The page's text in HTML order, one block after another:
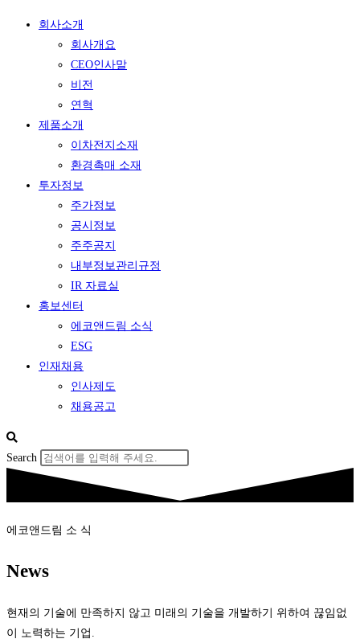
회사소개
회사개요
CEO인사말
비전
연혁
제품소개
이차전지소재
환경촉매 소재
투자정보
주가정보
공시정보
주주공지
내부정보관리규정
IR 자료실
홍보센터
에코앤드림 소식
ESG
인재채용
인사제도
채용공고
Search
에코앤드림 소 식
News
현재의 기술에 만족하지 않고 미래의 기술을 개발하기 위하여 끊임없
이 노력하는 기업.